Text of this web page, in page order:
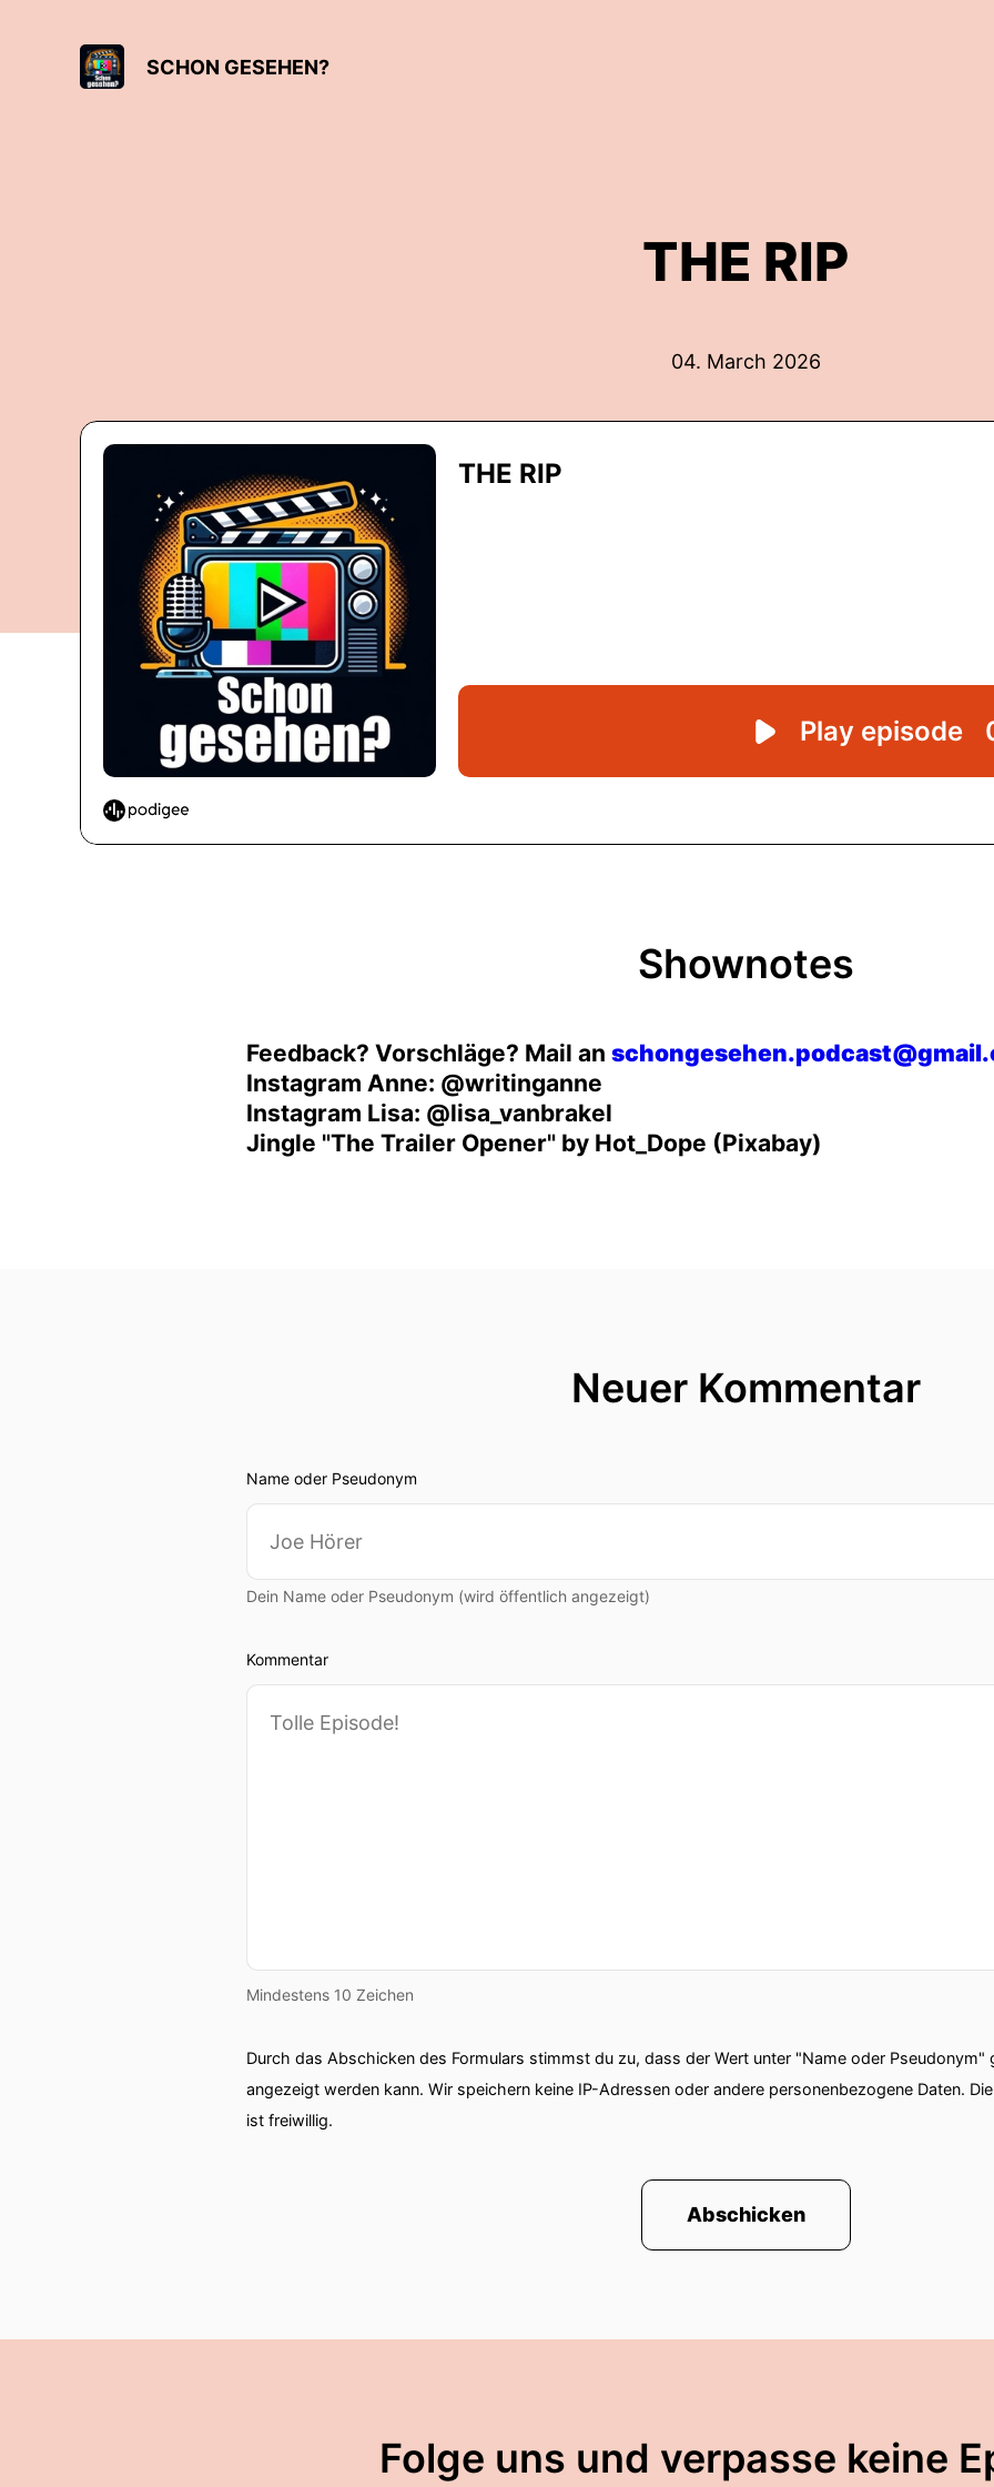
SCHON GESEHEN?
THE RIP
04. March 2026
Shownotes
Feedback? Vorschläge? Mail an
Instagram Anne: @writinganne
Instagram Lisa: @lisa_vanbrakel
Jingle "The Trailer Opener" by Hot_Dope (Pixabay)
Neuer Kommentar
Name oder Pseudonym
Dein Name oder Pseudonym (wird öffentlich angezeigt)
Kommentar
Mindestens 10 Zeichen
Durch das Abschicken des Formulars stimmst du zu, dass der Wert unter "Name oder
angezeigt werden kann. Wir speichern keine IP-Adressen oder andere personenbezogene Daten.
ist freiwillig.
Abschicken
Folge uns und verpasse keine